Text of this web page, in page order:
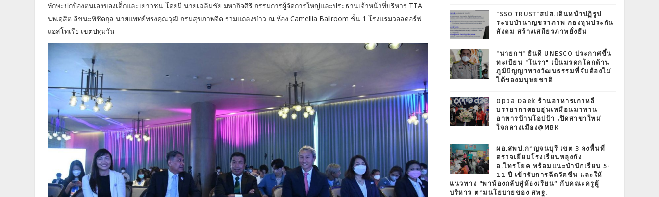
ทักษะปกป้องตนเองของเด็กและเยาวชน โดยมี นายเฉลิมชัย มหากิจศิริ กรรมการผู้จัดการใหญ่และประธานเจ้าหน้าที่บริหาร TTA
นพ.ดุสิต ลิขนะพิชิตกุล นายแพทย์ทรงคุณวุฒิ กรมสุขภาพจิต ร่วมแถลงข่าว ณ ห้อง Camellia Ballroom ชั้น 1 โรงแรมวอลดอร์ฟ
แอสโทเรีย เขตปทุมวัน
"SSO TRUST"สปส.เดินหน้าปฏิรูป
ระบบบำนาญชราภาพ กองทุนประกัน
สังคม สร้างเสถียรภาพยั่งยืน
"นายกฯ" ยินดี UNESCO ประกาศขึ้น
ทะเบียน "โนรา" เป็นมรดกโลกด้าน
ภูมิปัญญาทางวัฒนธรรมที่จับต้องไม่
ได้ของมนุษยชาติ
Oppa Daek ร้านอาหารเกาหลี
บรรยากาศอบอุ่นเหมือนมาทาน
อาหารบ้านโอปป้า เปิดสาขาใหม่
ใจกลางเมือง@MBK
ผอ.สพป.กาญจนบุรี เขต 3 ลงพื้นที่
ตรวจเยี่ยมโรงเรียนหลุงกัง
อ.ไทรโยค พร้อมแนะนำนักเรียน 5-
11 ปี เข้ารับการฉีดวัคซีน และให้
แนวทาง “พาน้องกลับสู่ห้องเรียน” กับคณะครูผู้
บริหาร ตามนโยบายของ สพฐ.